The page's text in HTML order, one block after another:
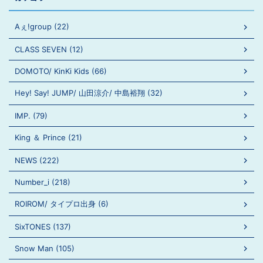
Aぇ!group (22)
CLASS SEVEN (12)
DOMOTO/ KinKi Kids (66)
Hey! Say! JUMP/ 山田涼介/ 中島裕翔 (32)
IMP. (79)
King ＆ Prince (21)
NEWS (222)
Number_i (218)
ROIROM/ タイプロ出身 (6)
SixTONES (137)
Snow Man (105)